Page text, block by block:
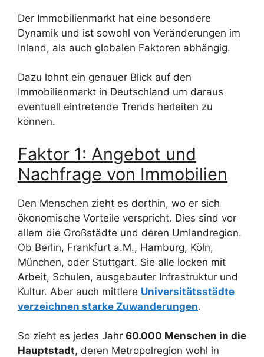
Der Immobilienmarkt hat eine besondere
Dynamik und ist sowohl von Veränderungen im
Inland, als auch globalen Faktoren abhängig.
Dazu lohnt ein genauer Blick auf den
Immobilienmarkt in Deutschland um daraus
eventuell eintretende Trends herleiten zu
können.
Faktor 1: Angebot und
Nachfrage von Immobilien
Den Menschen zieht es dorthin, wo er sich
ökonomische Vorteile verspricht. Dies sind vor
allem die Großstädte und deren Umlandregion.
Ob Berlin, Frankfurt a.M., Hamburg, Köln,
München, oder Stuttgart. Sie alle locken mit
Arbeit, Schulen, ausgebauter Infrastruktur und
Kultur. Aber auch mittlere Universitätsstädte
verzeichnen starke Zuwanderungen.
So zieht es jedes Jahr 60.000 Menschen in die
Hauptstadt, deren Metropolregion wohl in